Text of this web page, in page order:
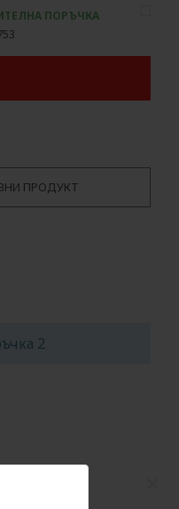
ПОРЪЧКА
ПРОДУКТ
2